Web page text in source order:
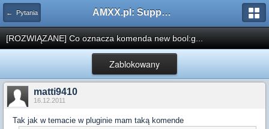
← Pytania AMXX.pl: Support AMX Mod X i SourceMod
[ROZWIĄZANE] Co oznacza komenda new bool:g...
Zablokowany
matti9410
16.12.2011
Tak jak w temacie w pluginie mam taką komende